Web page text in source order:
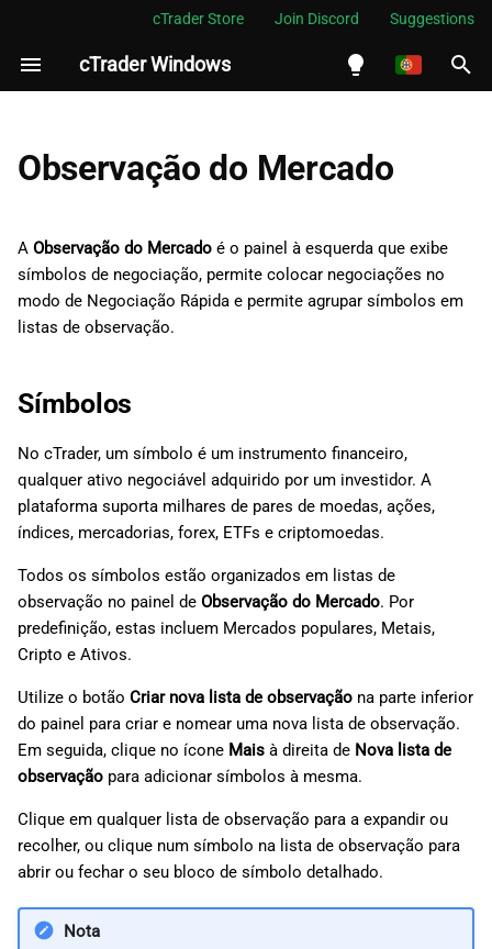
cTrader Store Join Discord Suggestions
cTrader Windows
Español
Indonesia
中文
日本語
Français
Italiano
Русский
Türkçe
I
a
l
d
a
p
e
s
q
u
i
Símbolos
Negociação Rápida
Listas de observação
Observação do Mercado
A Observação do Mercado é o painel à esquerda que exibe
símbolos de negociação, permite colocar negociações no
modo de Negociação Rápida e permite agrupar símbolos em
listas de observação.
Símbolos
No cTrader, um símbolo é um instrumento financeiro,
qualquer ativo negociável adquirido por um investidor. A
plataforma suporta milhares de pares de moedas, ações,
índices, mercadorias, forex, ETFs e criptomoedas.
Todos os símbolos estão organizados em listas de
observação no painel de Observação do Mercado. Por
predefinição, estas incluem Mercados populares, Metais,
Cripto e Ativos.
Utilize o botão Criar nova lista de observação na parte inferior
do painel para criar e nomear uma nova lista de observação.
Em seguida, clique no ícone Mais à direita de Nova lista de
observação para adicionar símbolos à mesma.
Clique em qualquer lista de observação para a expandir ou
recolher, ou clique num símbolo na lista de observação para
abrir ou fechar o seu bloco de símbolo detalhado.
Nota